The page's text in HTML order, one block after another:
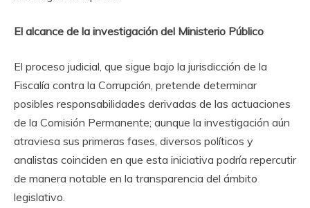
El alcance de la investigación del Ministerio Público
El proceso judicial, que sigue bajo la jurisdicción de la
Fiscalía contra la Corrupción, pretende determinar
posibles responsabilidades derivadas de las actuaciones
de la Comisión Permanente; aunque la investigación aún
atraviesa sus primeras fases, diversos políticos y
analistas coinciden en que esta iniciativa podría repercutir
de manera notable en la transparencia del ámbito
legislativo.